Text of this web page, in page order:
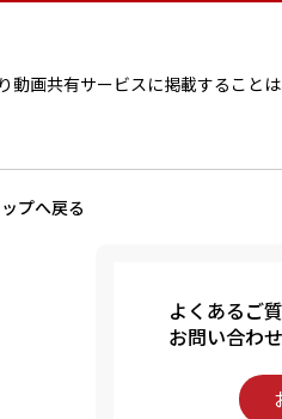
動画共有サービスに掲載することは
プへ戻る
よくあるご
お問い合わ